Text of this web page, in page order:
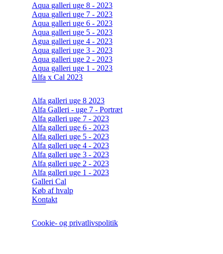
Aqua galleri uge 8 - 2023
Aqua galleri uge 7 - 2023
Aqua galleri uge 6 - 2023
Aqua galleri uge 5 - 2023
Agua galleri uge 4 - 2023
Aqua galleri uge 3 - 2023
Aqua galleri uge 2 - 2023
Aqua galleri uge 1 - 2023
Alfa x Cal 2023
Alfa galleri uge 8 2023
Alfa Galleri - uge 7 - Portræt
Alfa galleri uge 7 - 2023
Alfa galleri uge 6 - 2023
Alfa galleri uge 5 - 2023
Alfa galleri uge 4 - 2023
Alfa galleri uge 3 - 2023
Alfa galleri uge 2 - 2023
Alfa galleri uge 1 - 2023
Galleri Cal
Køb af hvalp
Kontakt
Cookie- og privatlivspolitik